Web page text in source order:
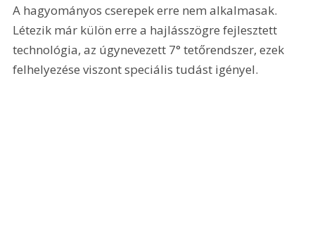
A hagyományos cserepek erre nem alkalmasak.
Létezik már külön erre a hajlásszögre fejlesztett
technológia, az úgynevezett 7° tetőrendszer, ezek
felhelyezése viszont speciális tudást igényel.